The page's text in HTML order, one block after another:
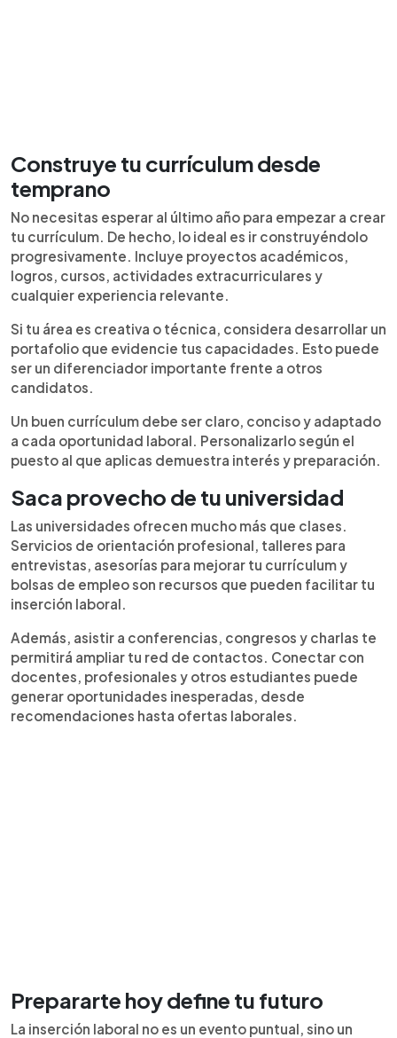
Construye tu currículum desde
temprano
No necesitas esperar al último año para empezar a crear
tu currículum. De hecho, lo ideal es ir construyéndolo
progresivamente. Incluye proyectos académicos,
logros, cursos, actividades extracurriculares y
cualquier experiencia relevante.
Si tu área es creativa o técnica, considera desarrollar un
portafolio que evidencie tus capacidades. Esto puede
ser un diferenciador importante frente a otros
candidatos.
Un buen currículum debe ser claro, conciso y adaptado
a cada oportunidad laboral. Personalizarlo según el
puesto al que aplicas demuestra interés y preparación.
Saca provecho de tu universidad
Las universidades ofrecen mucho más que clases.
Servicios de orientación profesional, talleres para
entrevistas, asesorías para mejorar tu currículum y
bolsas de empleo son recursos que pueden facilitar tu
inserción laboral.
Además, asistir a conferencias, congresos y charlas te
permitirá ampliar tu red de contactos. Conectar con
docentes, profesionales y otros estudiantes puede
generar oportunidades inesperadas, desde
recomendaciones hasta ofertas laborales.
Prepararte hoy define tu futuro
La inserción laboral no es un evento puntual, sino un